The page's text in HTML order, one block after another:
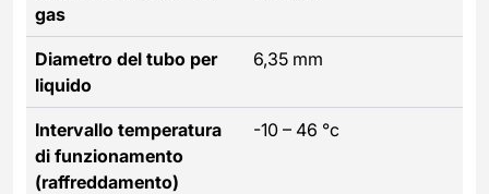
gas
Diametro del tubo per
liquido
6,35 mm
Intervallo temperatura
di funzionamento
(raffreddamento)
-10 – 46 °c